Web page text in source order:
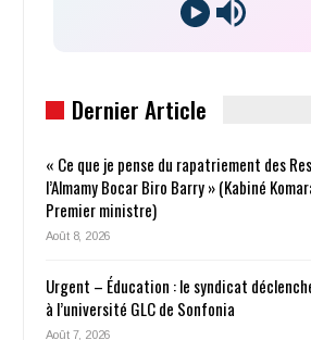
Dernier Article
« Ce que je pense du rapatriement des
l’Almamy Bocar Biro Barry » (Kabiné
Premier ministre)
Août 8, 2026
Urgent – Éducation : le syndicat
à l’université GLC de Sonfonia
Août 7, 2026